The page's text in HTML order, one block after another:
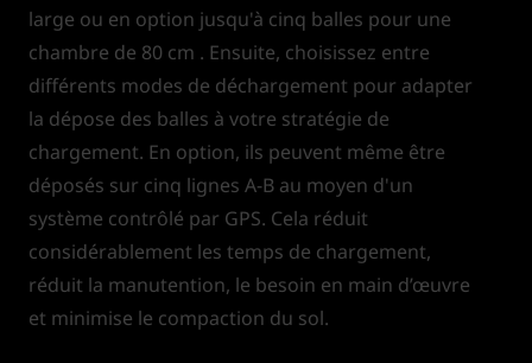
large ou en option jusqu'à cinq balles pour une
chambre de 80 cm . Ensuite, choisissez entre
différents modes de déchargement pour adapter
la dépose des balles à votre stratégie de
chargement. En option, ils peuvent même être
déposés sur cinq lignes A-B au moyen d'un
système contrôlé par GPS. Cela réduit
considérablement les temps de chargement,
réduit la manutention, le besoin en main d’œuvre
et minimise le compaction du sol.